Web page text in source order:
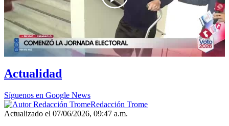
00:00/03:27
Actualidad
Síguenos en Google News
Redacción Trome
Actualizado el 07/06/2026, 09:47 a.m.